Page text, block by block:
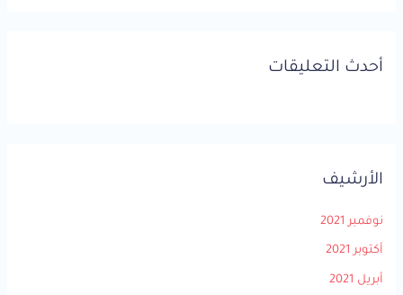
أحدث التعليقات
الأرشيف
نوفمبر 2021
أكتوبر 2021
أبريل 2021